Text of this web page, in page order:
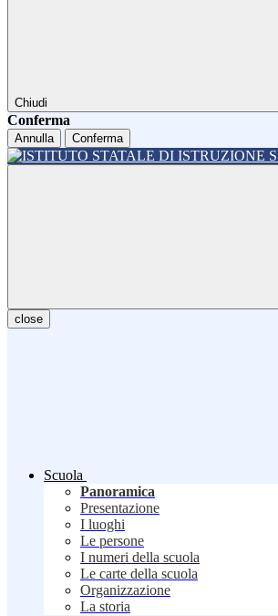
Chiudi
Conferma
Annulla Conferma
close
Scuola
Panoramica
Presentazione
I luoghi
Le persone
I numeri della scuola
Le carte della scuola
Organizzazione
La storia